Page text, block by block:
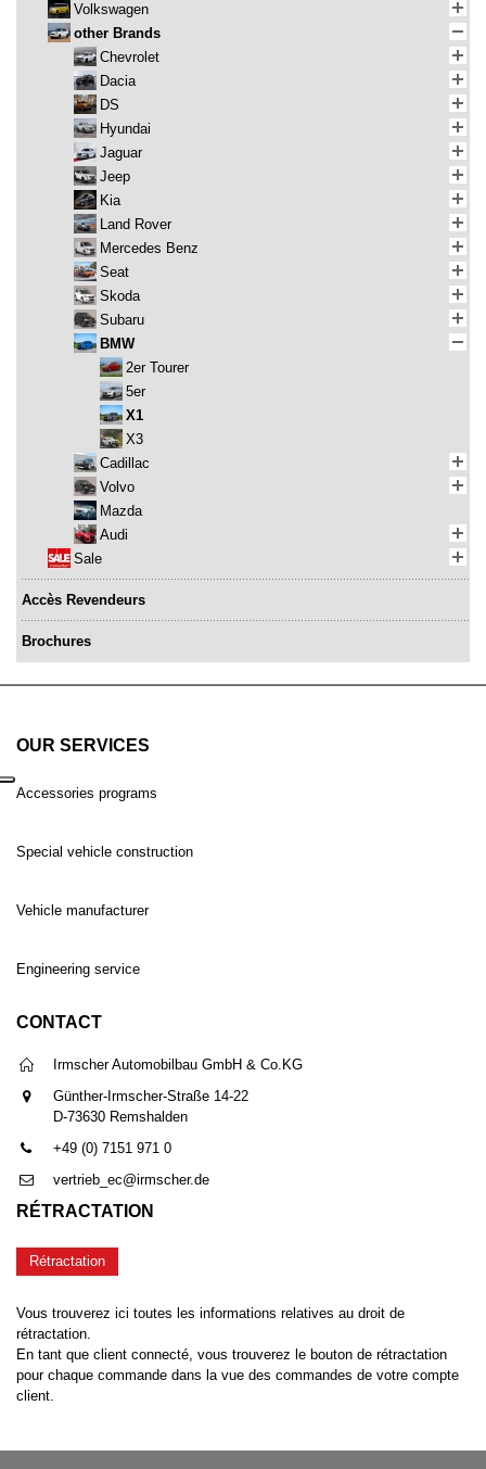
Volkswagen
other Brands
Chevrolet
Dacia
DS
Hyundai
Jaguar
Jeep
Kia
Land Rover
Mercedes Benz
Seat
Skoda
Subaru
BMW
2er Tourer
5er
X1
X3
Cadillac
Volvo
Mazda
Audi
Sale
Accès Revendeurs
Brochures
OUR SERVICES
Accessories programs
Special vehicle construction
Vehicle manufacturer
Engineering service
CONTACT
Irmscher Automobilbau GmbH & Co.KG
Günther-Irmscher-Straße 14-22
D-73630 Remshalden
+49 (0) 7151 971 0
vertrieb_ec@irmscher.de
RÉTRACTATION
Rétractation
Vous trouverez ici toutes les informations relatives au droit de
rétractation.
En tant que client connecté, vous trouverez le bouton de rétractation
pour chaque commande dans la vue des commandes de votre compte
client.